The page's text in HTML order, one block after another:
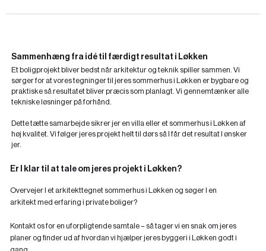
Sammenhæng fra idé til færdigt resultat i Løkken
Et boligprojekt bliver bedst når arkitektur og teknik spiller sammen. Vi
sørger for at vores tegninger til jeres sommerhus i Løkken er bygbare og
praktiske så resultatet bliver præcis som planlagt. Vi gennemtænker alle
tekniske løsninger på forhånd.
Dette tætte samarbejde sikrer jer en villa eller et sommerhus i Løkken af
høj kvalitet. Vi følger jeres projekt helt til dørs så I får det resultat I ønsker
jer.
Er I klar til at tale om jeres projekt i Løkken?
Overvejer I et arkitekttegnet sommerhus i Løkken og søger I en
arkitekt med erfaring i private boliger?
Kontakt os for en uforpligtende samtale – så tager vi en snak om jeres
planer og finder ud af hvordan vi hjælper jeres byggeri i Løkken godt i